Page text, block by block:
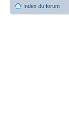
Index du forum